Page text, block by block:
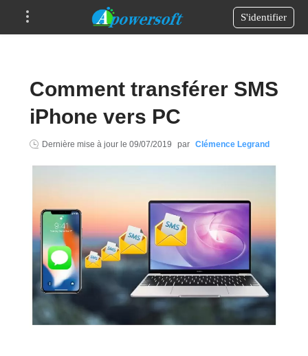
S'identifier
Comment transférer SMS
iPhone vers PC
Dernière mise à jour le 09/07/2019 par Clémence Legrand